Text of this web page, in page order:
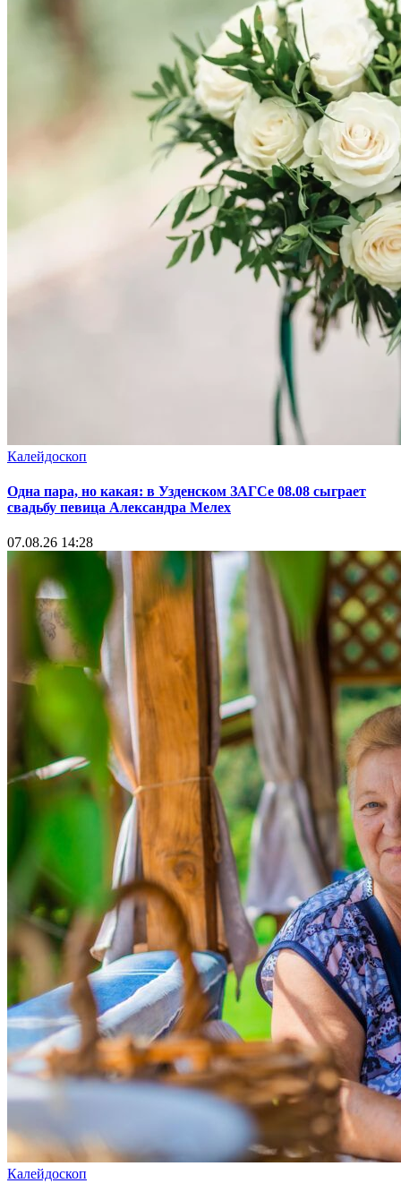
Калейдоскоп
Одна пара, но какая: в Узденском ЗАГСе 08.08 сыграет
свадьбу певица Александра Мелех
07.08.26 14:28
Калейдоскоп